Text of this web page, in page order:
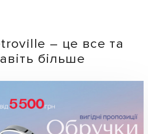
– це все та
більше